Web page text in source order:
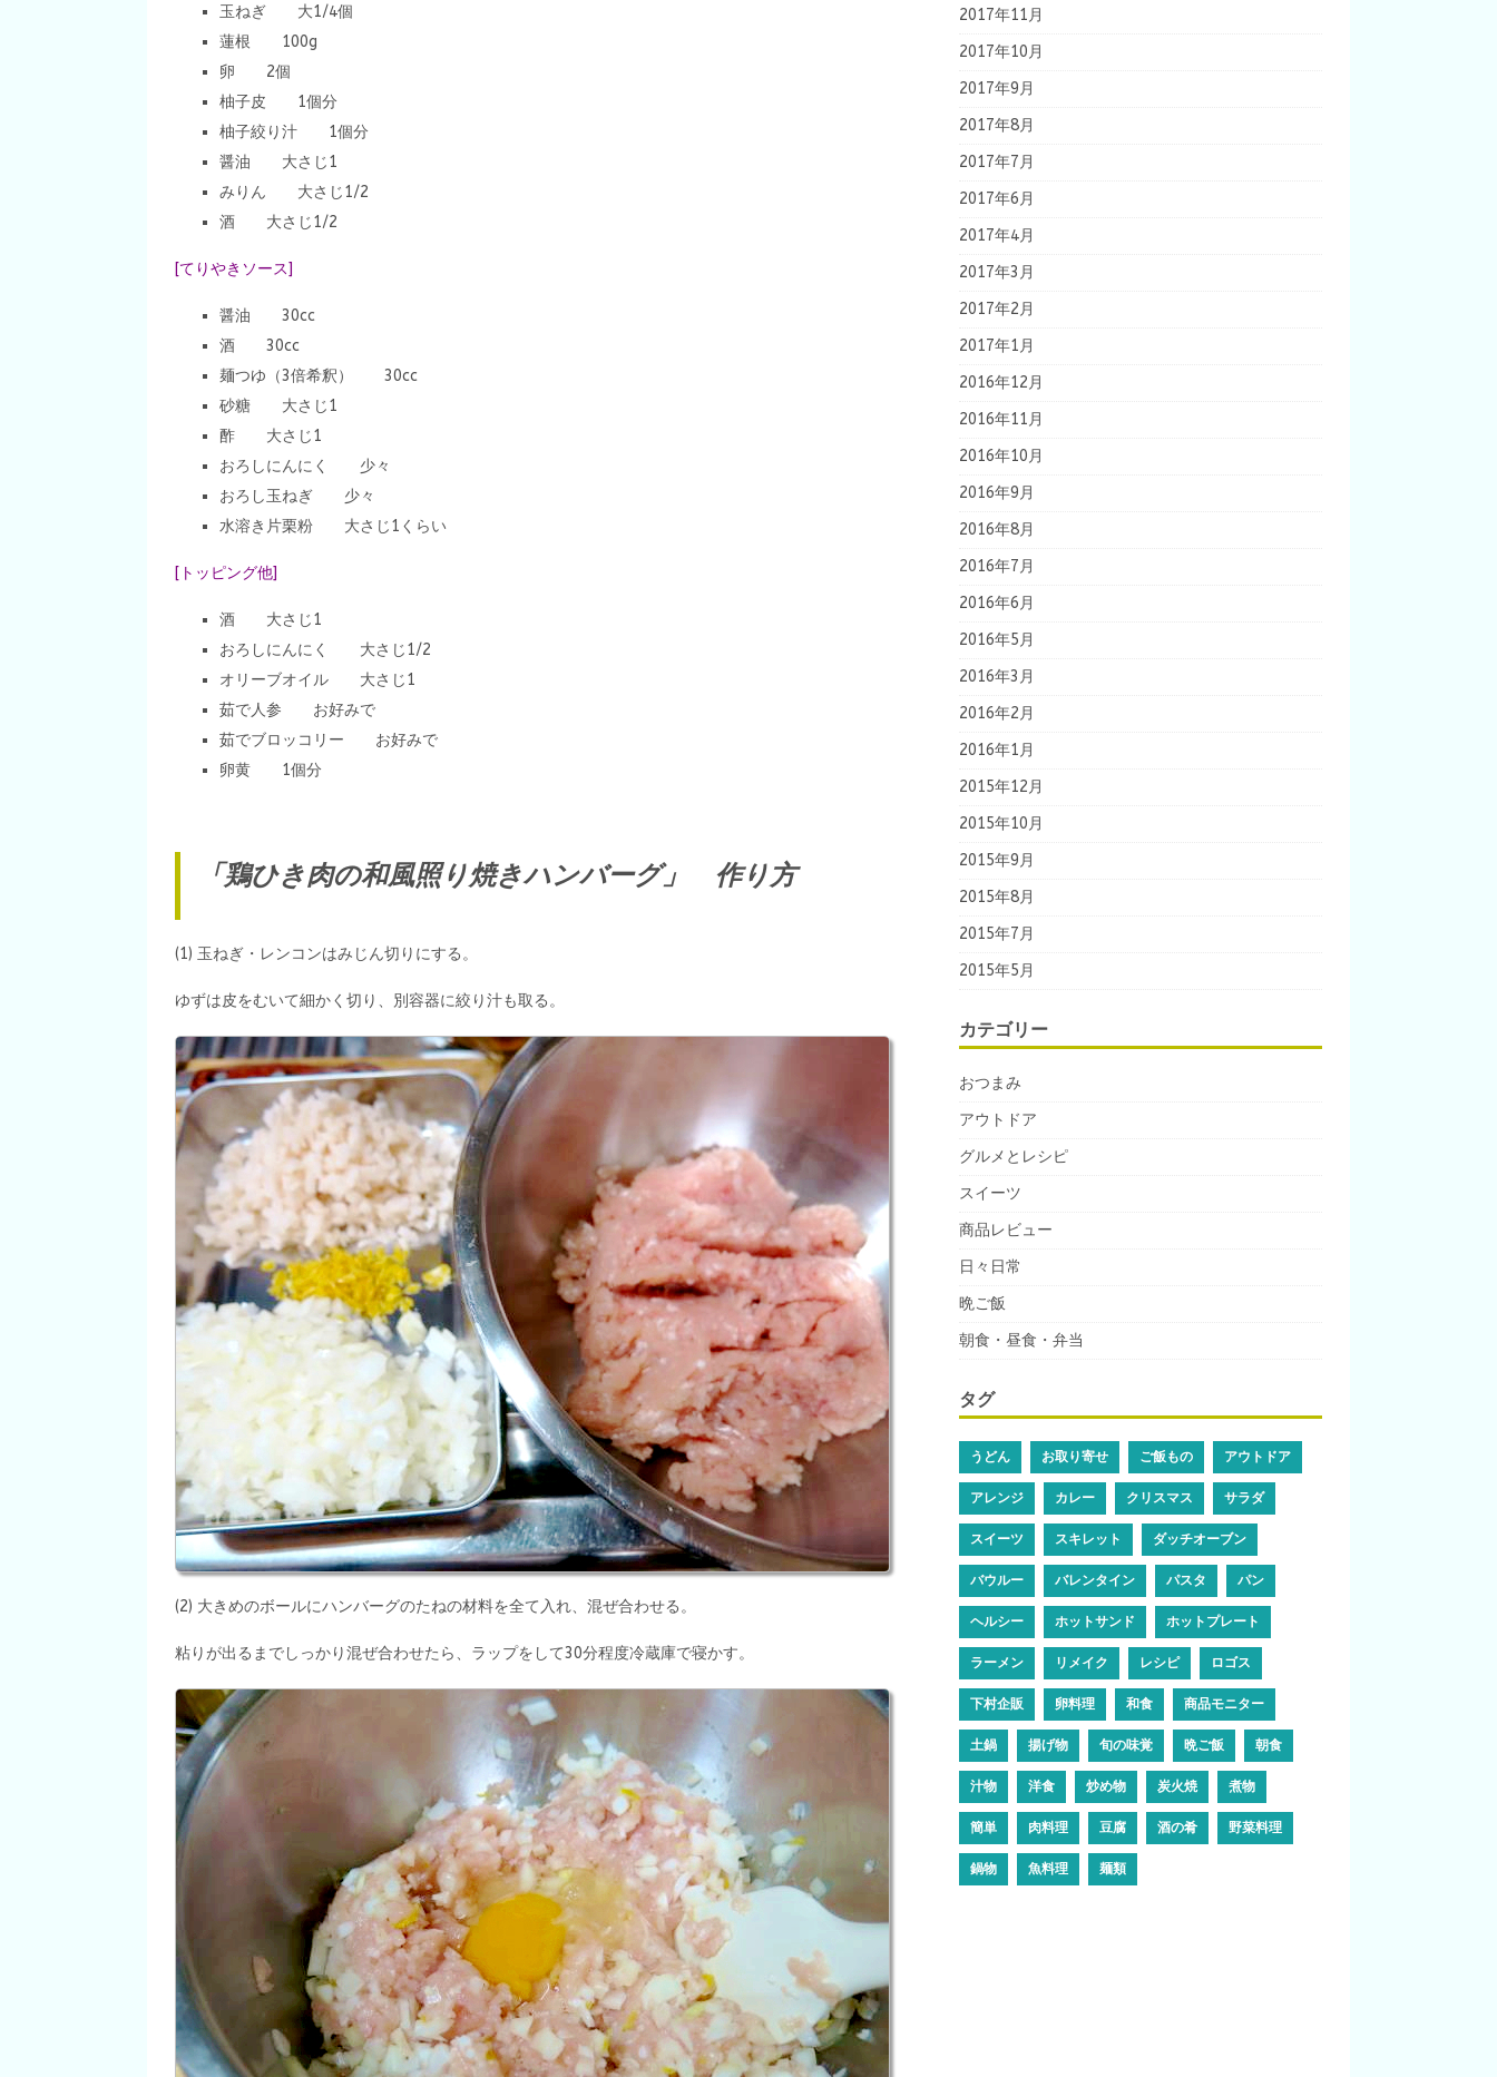
玉ねぎ 大1/4個
蓮根 100g
卵 2個
柚子皮 1個分
柚子絞り汁 1個分
醤油 大さじ1
みりん 大さじ1/2
酒 大さじ1/2
[てりやきソース]
醤油 30cc
酒 30cc
麺つゆ（3倍希釈） 30cc
砂糖 大さじ1
酢 大さじ1
おろしにんにく 少々
おろし玉ねぎ 少々
水溶き片栗粉 大さじ1くらい
[トッピング他]
酒 大さじ1
おろしにんにく 大さじ1/2
オリーブオイル 大さじ1
茹で人参 お好みで
茹でブロッコリー お好みで
卵黄 1個分
「鶏ひき肉の和風照り焼きハンバーグ」 作り方
(1) 玉ねぎ・レンコンはみじん切りにする。
ゆずは皮をむいて細かく切り、別容器に絞り汁も取る。
(2) 大きめのボールにハンバーグのたねの材料を全て入れ、混ぜ合わせる。
粘りが出るまでしっかり混ぜ合わせたら、ラップをして30分程度冷蔵庫で寝かす。
2017年11月
2017年10月
2017年9月
2017年8月
2017年7月
2017年6月
2017年4月
2017年3月
2017年2月
2017年1月
2016年12月
2016年11月
2016年10月
2016年9月
2016年8月
2016年7月
2016年6月
2016年5月
2016年3月
2016年2月
2016年1月
2015年12月
2015年10月
2015年9月
2015年8月
2015年7月
2015年5月
カテゴリー
おつまみ
アウトドア
グルメとレシピ
スイーツ
商品レビュー
日々日常
晩ご飯
朝食・昼食・弁当
タグ
うどん お取り寄せ ご飯もの アウトドア
アレンジ カレー クリスマス サラダ
スイーツ スキレット ダッチオーブン
バウルー バレンタイン パスタ パン
ヘルシー ホットサンド ホットプレート
ラーメン リメイク レシピ ロゴス
下村企販 卵料理 和食 商品モニター
土鍋 揚げ物 旬の味覚 晩ご飯 朝食
汁物 洋食 炒め物 炭火焼 煮物
簡単 肉料理 豆腐 酒の肴 野菜料理
鍋物 魚料理 麺類